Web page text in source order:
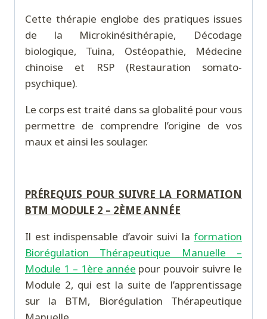
Cette thérapie englobe des pratiques issues
de la Microkinésithérapie, Décodage
biologique, Tuina, Ostéopathie, Médecine
chinoise et RSP (Restauration somato-
psychique).
Le corps est traité dans sa globalité pour vous
permettre de comprendre l’origine de vos
maux et ainsi les soulager.
PRÉREQUIS POUR SUIVRE LA FORMATION
BTM MODULE 2 – 2ÈME ANNÉE
Il est indispensable d’avoir suivi la formation
Biorégulation Thérapeutique Manuelle –
Module 1 – 1ère année pour pouvoir suivre le
Module 2, qui est la suite de l’apprentissage
sur la BTM, Biorégulation Thérapeutique